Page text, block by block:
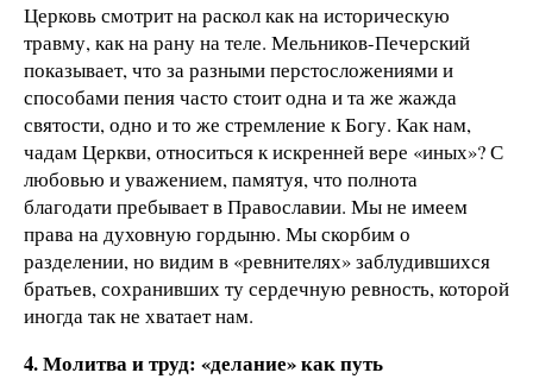
Церковь смотрит на раскол как на историческую
травму, как на рану на теле. Мельников-Печерский
показывает, что за разными перстосложениями и
способами пения часто стоит одна и та же жажда
святости, одно и то же стремление к Богу. Как нам,
чадам Церкви, относиться к искренней вере «иных»? С
любовью и уважением, памятуя, что полнота
благодати пребывает в Православии. Мы не имеем
права на духовную гордыню. Мы скорбим о
разделении, но видим в «ревнителях» заблудившихся
братьев, сохранивших ту сердечную ревность, которой
иногда так не хватает нам.
4. Молитва и труд: «делание» как путь